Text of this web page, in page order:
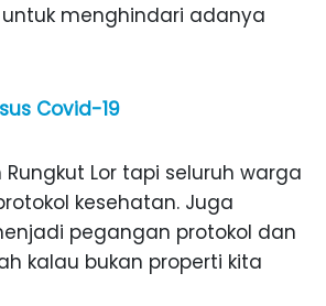
menghindari adanya
Covid-19
Lor tapi seluruh warga
kesehatan. Juga
pegangan protokol dan
kalau bukan properti kita